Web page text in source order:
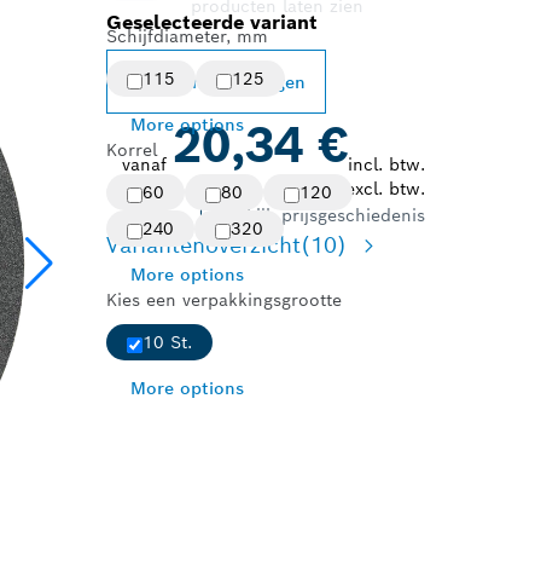
producten laten zien
Schijfdiameter, mm
115
125
More options
Korrel
60
80
120
240
320
More options
Kies een verpakkingsgrootte
10 St.
More options
Geselecteerde variant
Variant wijzigen
vanaf 20,34 €incl. btw.
16,81 €
excl. btw.
Bekijk prijsgeschiedenis
Variantenoverzicht(10)